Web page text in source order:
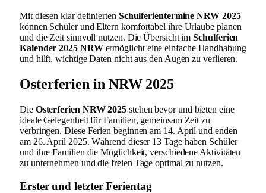
Mit diesen klar definierten Schulferientermine NRW 2025
können Schüler und Eltern komfortabel ihre Urlaube planen
und die Zeit sinnvoll nutzen. Die Übersicht imSchulferien
Kalender 2025 NRWermöglicht eine einfache Handhabung
und hilft, wichtige Daten nicht aus den Augen zu verlieren.
Osterferien in NRW 2025
Die Osterferien NRW 2025 stehen bevor und bieten eine
ideale Gelegenheit für Familien, gemeinsam Zeit zu
verbringen. Diese Ferien beginnen am 14. April und enden
am 26. April 2025. Während dieser 13 Tage haben Schüler
und ihre Familien die Möglichkeit, verschiedene Aktivitäten
zu unternehmen und die freien Tage optimal zu nutzen.
Erster und letzter Ferientag